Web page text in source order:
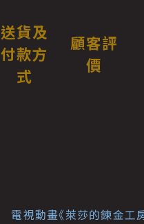
送貨及
付款方
式
顧客評
價
電視動畫《萊莎的鍊金工